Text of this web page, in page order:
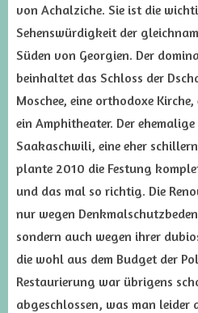
von Achalziche. Sie ist die
Sehenswürdigkeit der
Süden von Georgien. Der
beinhaltet das Schloss der
Moschee, eine orthodoxe
ein Amphitheater. Der
Saakaschwili, eine eher
plante 2010 die Festung
und das mal so richtig. Die
nur wegen
sondern auch wegen ihrer
die wohl aus dem Budget der
Restaurierung war übrigens
abgeschlossen, was man leider